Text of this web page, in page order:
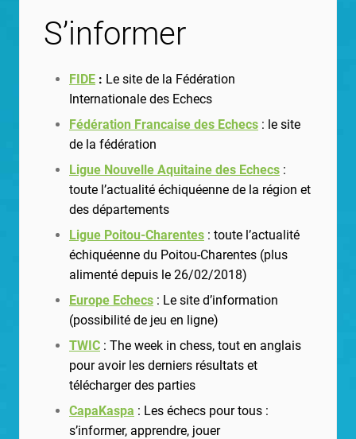
S’informer
FIDE : Le site de la Fédération
Internationale des Echecs
Fédération Francaise des Echecs : le site
de la fédération
Ligue Nouvelle Aquitaine des Echecs :
toute l’actualité échiquéenne de la région et
des départements
Ligue Poitou-Charentes : toute l’actualité
échiquéenne du Poitou-Charentes (plus
alimenté depuis le 26/02/2018)
Europe Echecs : Le site d’information
(possibilité de jeu en ligne)
TWIC : The week in chess, tout en anglais
pour avoir les derniers résultats et
télécharger des parties
CapaKaspa : Les échecs pour tous :
s’informer, apprendre, jouer